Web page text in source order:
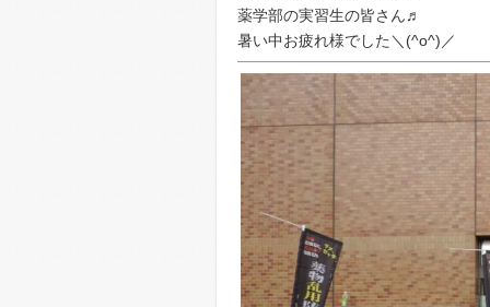
薬学部の実習生の皆さん♬
暑い中お疲れ様でした＼(^o^)／